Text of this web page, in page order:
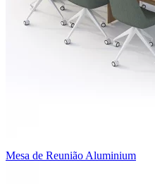
Mesa de Reunião Aluminium